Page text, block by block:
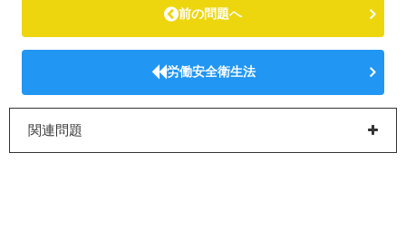
前の問題へ
労働安全衛生法
関連問題